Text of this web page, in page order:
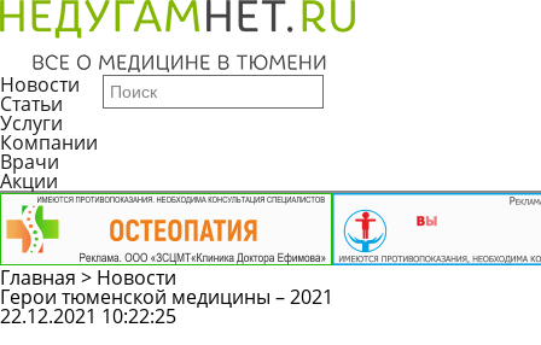
Новости
Статьи
Услуги
Компании
Врачи
Акции
Главная > Новости
Герои тюменской медицины – 2021
22.12.2021 10:22:25